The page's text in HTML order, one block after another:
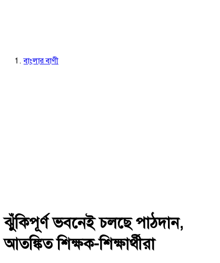
বাংলার বাণী
ঝুঁকিপূর্ণ ভবনেই চলছে পাঠদান,
আতঙ্কিত শিক্ষক-শিক্ষার্থীরা